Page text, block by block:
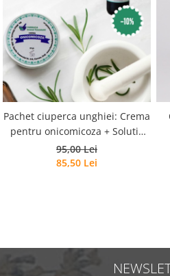
Pachet ciuperca unghiei: Crema
pentru onicomicoza + Solutie
antimicotica SABOURAUD
95,00 Lei
85,50 Lei